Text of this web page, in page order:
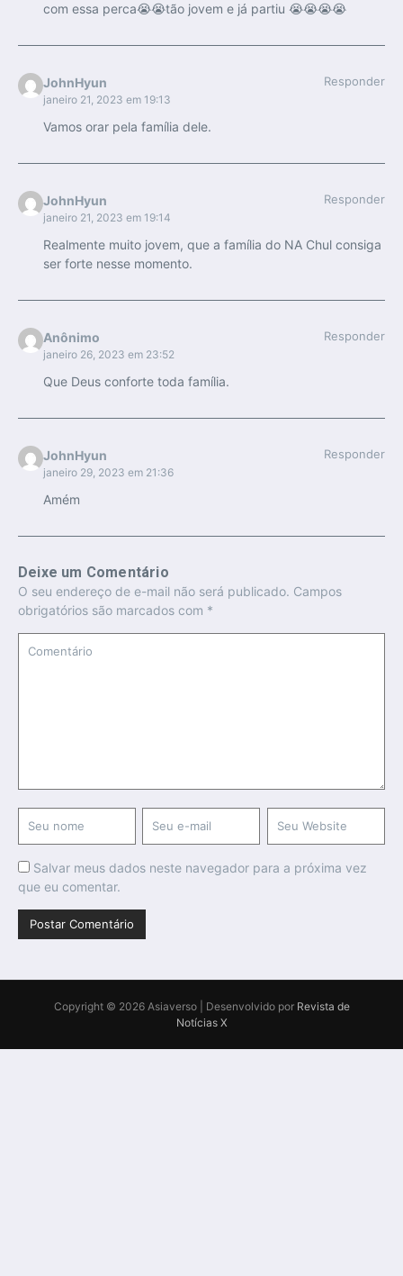
com essa perca😭😭tão jovem e já partiu 😭😭😭😭
JohnHyun
janeiro 21, 2023 em 19:13
Responder
Vamos orar pela família dele.
JohnHyun
janeiro 21, 2023 em 19:14
Responder
Realmente muito jovem, que a família do NA Chul consiga
ser forte nesse momento.
Anônimo
janeiro 26, 2023 em 23:52
Responder
Que Deus conforte toda família.
JohnHyun
janeiro 29, 2023 em 21:36
Responder
Amém
Deixe um Comentário
O seu endereço de e-mail não será publicado. Campos
obrigatórios são marcados com *
Salvar meus dados neste navegador para a próxima vez
que eu comentar.
Copyright © 2026 Asiaverso | Desenvolvido por Revista de
Notícias X